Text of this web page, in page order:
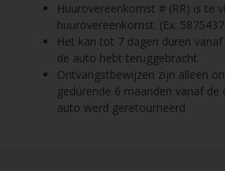
Speciale
aanbiedingen
Locaties
Huurovereenkomst # (RR) is te
huurovereenkomst. (Ex.
Het kan tot 7 dagen duren
de auto hebt teruggebracht
Ontvangstbewijzen zijn alleen
gedurende 6 maanden vanaf
auto werd geretourneerd.